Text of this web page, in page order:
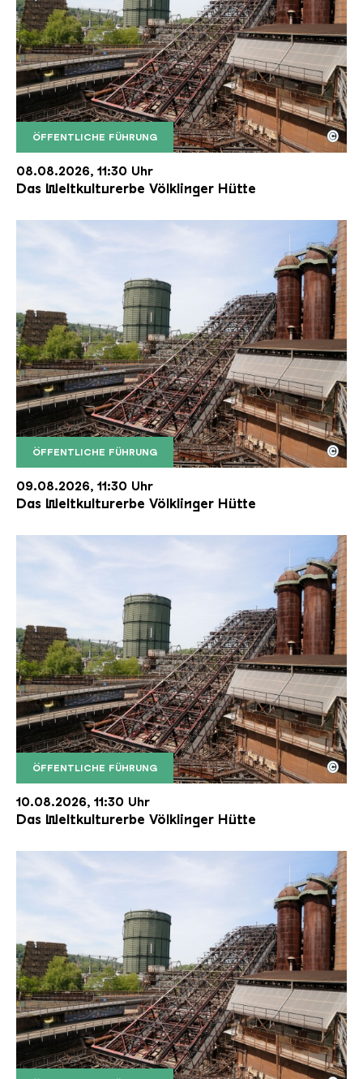
ÖFFENTLICHE FÜHRUNG
Der Erzschrägaufzug der Völklinger Hütte mit
Copyright: Weltkulturerbe Völklinger Hütte | Karl
©
08.08.2026, 11:30 Uhr
Das Weltkulturerbe Völklinger Hütte
ÖFFENTLICHE FÜHRUNG
Der Erzschrägaufzug der Völklinger Hütte mit
Copyright: Weltkulturerbe Völklinger Hütte | Karl
©
09.08.2026, 11:30 Uhr
Das Weltkulturerbe Völklinger Hütte
ÖFFENTLICHE FÜHRUNG
Der Erzschrägaufzug der Völklinger Hütte mit
Copyright: Weltkulturerbe Völklinger Hütte | Karl
©
10.08.2026, 11:30 Uhr
Das Weltkulturerbe Völklinger Hütte